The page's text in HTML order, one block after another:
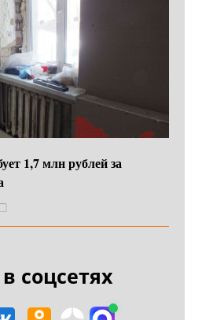
1,7 млн рублей за
соцсетях